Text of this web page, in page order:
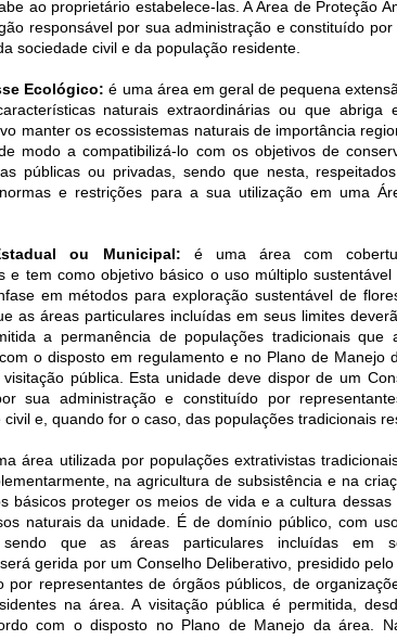
ao proprietário estabelece-las. A Área de Proteção
responsável por sua administração e constituído
sociedade civil e da população residente.
Ecológico: é uma área em geral de pequena
naturais extraordinárias ou que abriga
manter os ecossistemas naturais de importância
modo a compatibilizá-lo com os objetivos de
públicas ou privadas, sendo que nesta,
e restrições para a sua utilização em uma
ou Municipal: é uma área com
e tem como objetivo básico o uso múltiplo
em métodos para exploração sustentável de
as áreas particulares incluídas em seus limites
a permanência de populações tradicionais
o disposto em regulamento e no Plano de Manejo
pública. Esta unidade deve dispor de um
sua administração e constituído por
e, quando for o caso, das populações tradicionais
área utilizada por populações extrativistas
na agricultura de subsistência e na
básicos proteger os meios de vida e a cultura
naturais da unidade. É de domínio público, com
sendo que as áreas particulares incluídas em
gerida por um Conselho Deliberativo, presidido
por representantes de órgãos públicos, de
na área. A visitação pública é permitida,
com o disposto no Plano de Manejo da área.